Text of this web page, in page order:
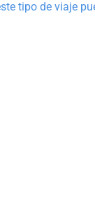
tipo de viaje